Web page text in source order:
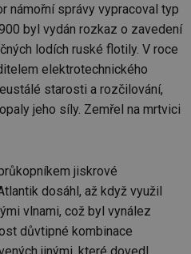
námořní správy vypracoval typ
byl vydán rozkaz o zavedení
lodích ruské flotily. V roce
elektrotechnického
starosti a rozčilování,
jeho síly. Zemřel na mrtvici
jiskrové
dosáhl, až když využil
vlnami, což byl vynález
důvtipné kombinace